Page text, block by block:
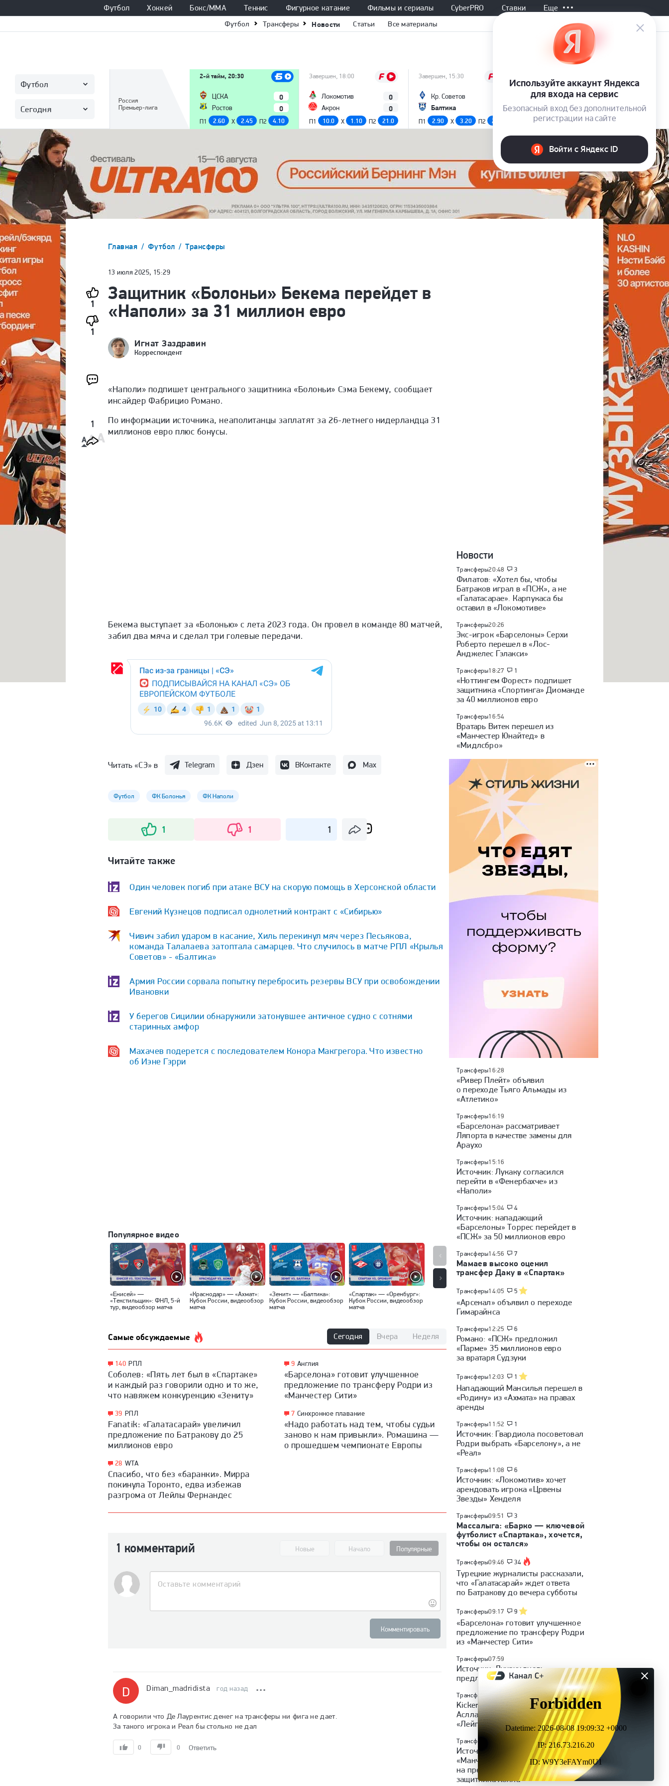
Футбол Хоккей Бокс/ММА Теннис Фигурное катание Фильмы и сериалы CyberPRO Ставки Еще
Футбол Трансферы Новости Статьи Все материалы
Футбол
Сегодня
Россия
Премьер-лига
2-й тайм, 20:30
ЦСКА
Ростов
0
0
П1 2.60 X 2.45 П2 4.10
Завершен, 18:00
Локомотив
Акрон
0
0
П1 10.0 X 1.10 П2 21.0
Завершен, 15:30
Кр. Советов
Балтика
П1 2.90 X 3.20 П2 2.60
Россия
PARI Первая лига
(ФНЛ)
Нефтехимик
П1
Все матчи
Главная Футбол Трансферы
1
1
1
13 июля 2025, 15:29
Защитник «Болоньи» Бекема перейдет в
«Наполи» за 31 миллион евро
Игнат Заздравин
Корреспондент
«Наполи» подпишет центрального защитника «Болоньи» Сэма Бекему, сообщает
инсайдер Фабрицио Романо.
По информации источника, неаполитанцы заплатят за 26-летнего нидерландца 31
миллионов евро плюс бонусы.
Бекема выступает за «Болонью» с лета 2023 года. Он провел в команде 80 матчей,
забил два мяча и сделал три голевые передачи.
Читать «СЭ» в Telegram Дзен ВКонтакте Max
Футбол ФК Болонья ФК Наполи
1 1 1
Читайте также
Один человек погиб при атаке ВСУ на скорую помощь в Херсонской области
Евгений Кузнецов подписал однолетний контракт с «Сибирью»
Чивич забил ударом в касание, Хиль перекинул мяч через Песьякова,
команда Талалаева затоптала самарцев. Что случилось в матче РПЛ «Крылья
Советов» - «Балтика»
Армия России сорвала попытку перебросить резервы ВСУ при освобождении
Ивановки
У берегов Сицилии обнаружили затонувшее античное судно с сотнями
старинных амфор
Махачев подерется с последователем Конора Макгрегора. Что известно
об Иэне Гэрри
Популярное видео
«Енисей» —
«Текстильщик»: ФНЛ, 5-й
тур, видеообзор матча
«Краснодар» — «Ахмат»:
Кубок России, видеообзор
матча
«Зенит» — «Балтика»:
Кубок России, видеообзор
матча
«Спартак» — «Оренбург»:
Кубок России, видеообзор
матча
«Факел» — «Динамо»
(Москва): Кубок России,
видеообзор матча
«Локомотив» — ЦСКА:
Кубок России, видеообзор
матча
Самые обсуждаемые Сегодня Вчера Неделя
140 РПЛ
Соболев: «Пять лет был в «Спартаке»
и каждый раз говорили одно и то же,
что навяжем конкуренцию «Зениту»
39 РПЛ
Fanatik: «Галатасарай» увеличил
предложение по Батракову до 25
миллионов евро
28 WTA
Спасибо, что без «баранки». Мирра
покинула Торонто, едва избежав
разгрома от Лейлы Фернандес
9 Англия
«Барселона» готовит улучшенное
предложение по трансферу Родри из
«Манчестер Сити»
7 Синхронное плавание
«Надо работать над тем, чтобы судьи
заново к нам привыкли». Ромашина —
о прошедшем чемпионате Европы
1 комментарий Новые Начало Популярные
Комментировать
D Diman_madridista год назад
А говорили что Де Лаурентис денег на трансферы ни фига не дает.
За такого игрока и Реал бы столько не дал
0 0 Ответить
Новости
Трансферы20:48 3
Филатов: «Хотел бы, чтобы
Батраков играл в «ПСЖ», а не
«Галатасарае». Карпукаса бы
оставил в «Локомотиве»
Трансферы20:26
Экс-игрок «Барселоны» Серхи
Роберто перешел в «Лос-
Анджелес Гэлакси»
Трансферы18:27 1
«Ноттингем Форест» подпишет
защитника «Спортинга» Диоманде
за 40 миллионов евро
Трансферы16:54
Вратарь Витек перешел из
«Манчестер Юнайтед» в
«Мидлсбро»
Трансферы16:28
«Ривер Плейт» объявил
о переходе Тьяго Альмады из
«Атлетико»
Трансферы16:19
«Барселона» рассматривает
Ляпорта в качестве замены для
Араухо
Трансферы15:16
Источник: Лукаку согласился
перейти в «Фенербахче» из
«Наполи»
Трансферы15:04 4
Источник: нападающий
«Барселоны» Торрес перейдет в
«ПСЖ» за 50 миллионов евро
Трансферы14:56 7
Мамаев высоко оценил
трансфер Даку в «Спартак»
Трансферы14:05 5
«Арсенал» объявил о переходе
Гимарайнса
Трансферы12:25 6
Романо: «ПСЖ» предложил
«Парме» 35 миллионов евро
за вратаря Судзуки
Трансферы12:03 1
Нападающий Мансилья перешел в
«Родину» из «Ахмата» на правах
аренды
Трансферы11:52 1
Источник: Гвардиола посоветовал
Родри выбрать «Барселону», а не
«Реал»
Трансферы11:08 6
Источник: «Локомотив» хочет
арендовать игрока «Црвены
Звезды» Хенделя
Трансферы09:51 3
Массалыга: «Барко — ключевой
футболист «Спартака», хочется,
чтобы он остался»
Трансферы09:46 34
Турецкие журналисты рассказали,
что «Галатасарай» ждет ответа
по Батракову до вечера субботы
Трансферы09:17 9
«Барселона» готовит улучшенное
предложение по трансферу Родри
из «Манчестер Сити»
Трансферы07:59
Источник: Лукаку вновь
предложили «Фенербахче»
Трансферы07:23
Kicker: трансфер нападающего
Асллани из «Хоффенхайма» в
«Лейпциг» сорвался
Трансферы
Источник: «Ньюкасл» отказал
«Манчестер Юнайтед»
на предложение о переходе
защитника Холла